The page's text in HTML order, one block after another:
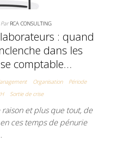
ParRCA CONSULTING
: quand
dans les
comptable…
Organisation
Période
Sortie de crise
et plus que tout, de
ces temps de pénurie